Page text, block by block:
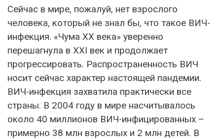
Сейчас в мире, пожалуй, нет взрослого
человека, который не знал бы, что такое ВИЧ-
инфекция. «Чума ХХ века» уверенно
перешагнула в XXI век и продолжает
прогрессировать. Распространенность ВИЧ
носит сейчас характер настоящей пандемии.
ВИЧ-инфекция захватила практически все
страны. В 2004 году в мире насчитывалось
около 40 миллионов ВИЧ-инфицированных –
примерно 38 млн взрослых и 2 млн детей. В